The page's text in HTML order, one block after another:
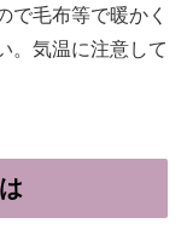
で毛布等で暖かく
。気温に注意して